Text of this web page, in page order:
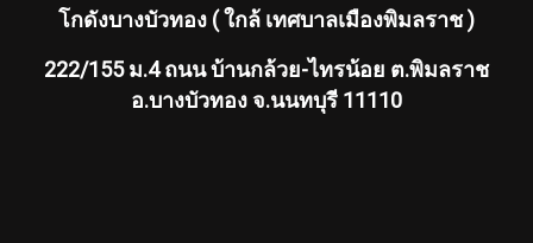
โกดังบางบัวทอง ( ใกล้ เทศบาลเมืองพิมลราช )
222/155 ม.4 ถนน บ้านกล้วย-ไทรน้อย ต.พิมลราช
อ.บางบัวทอง จ.นนทบุรี 11110